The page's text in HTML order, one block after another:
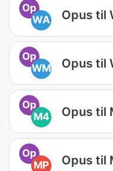
Op
WA
Opus til
Op
WM
Opus til
Op
M4
Opus til
Op
MP
Opus til